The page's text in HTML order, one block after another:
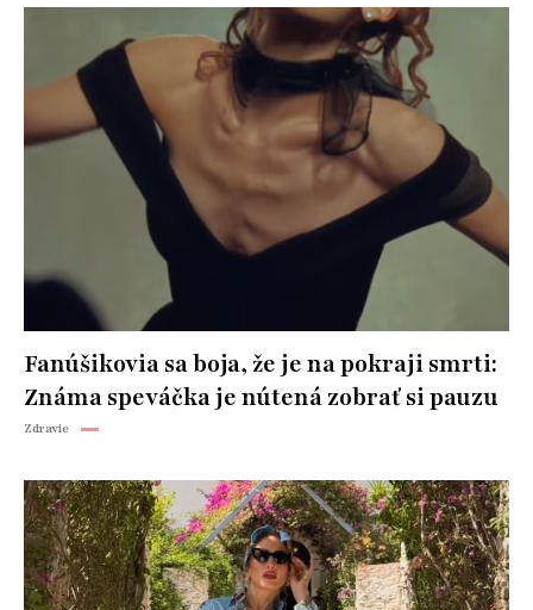
Fanúšikovia sa boja, že je na pokraji smrti:
Známa speváčka je nútená zobrať si pauzu
Zdravie